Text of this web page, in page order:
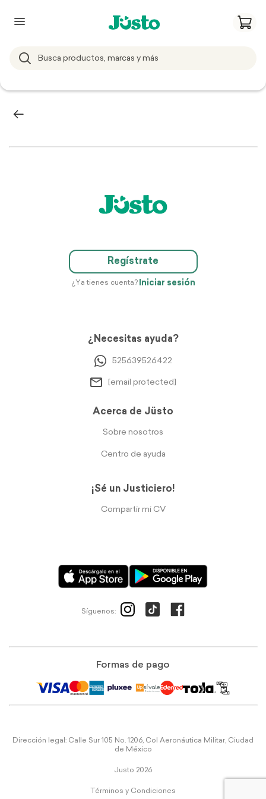
Regístrate
¿Ya tienes cuenta? Iniciar sesión
¿Necesitas ayuda?
525639526422
[email protected]
Acerca de Jüsto
Sobre nosotros
Centro de ayuda
¡Sé un Justiciero!
Compartir mi CV
Síguenos:
Formas de pago
Dirección legal: Calle Sur 105 No. 1206, Col Aeronáutica Militar, Ciudad
de México
Justo 2026
Términos y Condiciones